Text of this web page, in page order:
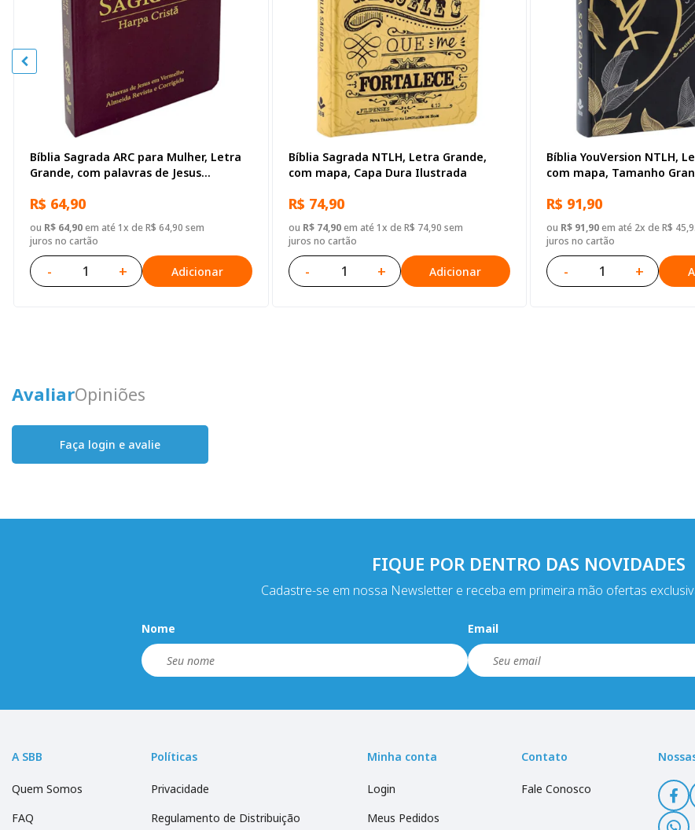
Bíblia Sagrada ARC para Mulher, Letra
Grande, com palavras de Jesus
mapa, Tamanho Grande, Capa Semi
Flexível Vinho
R$ 64,90
ou R$ 64,90em até 1x de R$ 64,90 sem
juros no cartão
- + Adicionar
Bíblia Sagrada NTLH, Letra Grande,
com mapa, Capa Dura Ilustrada
R$ 74,90
ou R$ 74,90em até 1x de R$ 74,90 sem
juros no cartão
- + Adicionar
Bíblia YouVersion NTLH,
com mapa, Tamanho
R$ 91,90
ou R$ 91,90em até 2x de R$
juros no cartão
- +
AvaliarOpiniões
Faça login e avalie
FIQUE POR DENTRO DAS NOVIDADES
Cadastre-se em nossa Newsletter e receba em primeira mão ofertas
Nome Email
A SBB
Quem Somos
FAQ
Políticas
Privacidade
Regulamento de Distribuição
Minha conta
Login
Meus Pedidos
Contato
Fale Conosco